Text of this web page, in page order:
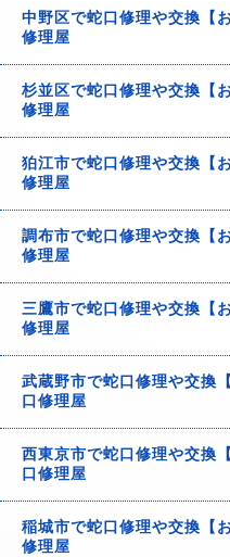
中野区で蛇口修理や交換【
修理屋
杉並区で蛇口修理や交換【
修理屋
狛江市で蛇口修理や交換【
修理屋
調布市で蛇口修理や交換【
修理屋
三鷹市で蛇口修理や交換【
修理屋
武蔵野市で蛇口修理や交換
口修理屋
西東京市で蛇口修理や交換
口修理屋
稲城市で蛇口修理や交換【
修理屋